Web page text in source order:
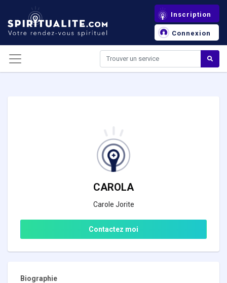
Inscription
Connexion
CAROLA
Carole Jorite
Contactez moi
Biographie